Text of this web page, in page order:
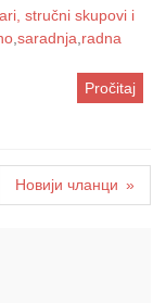
stručni skupovi i
,saradnja,radna
Pročitaj
Новији чланци